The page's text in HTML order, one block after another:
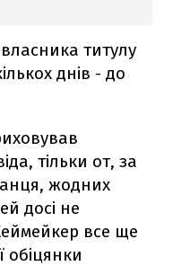
титулу
днів - до
тільки от, за
жодних
досі не
все ще
обіцянки